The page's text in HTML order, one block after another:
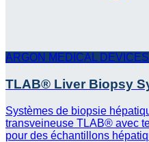
ARGON MEDICAL
TLAB® Liver Biopsy
Systèmes de biopsie
transveineuse TLAB® avec
pour des échantillons